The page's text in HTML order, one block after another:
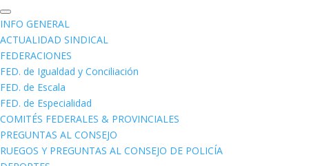
INFO GENERAL
ACTUALIDAD SINDICAL
FEDERACIONES
FED. de Igualdad y Conciliación
FED. de Escala
FED. de Especialidad
COMITÉS FEDERALES & PROVINCIALES
PREGUNTAS AL CONSEJO
RUEGOS Y PREGUNTAS AL CONSEJO DE POLICÍA